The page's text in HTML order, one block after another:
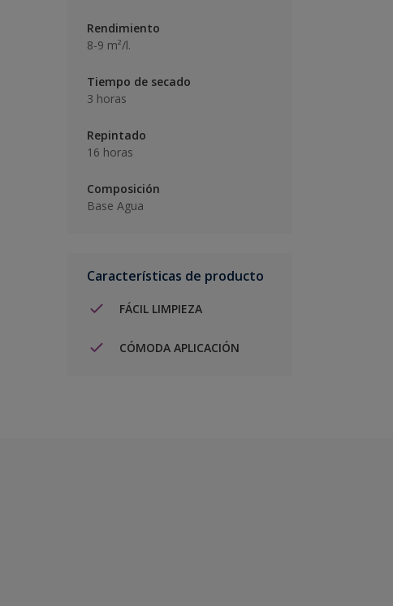
Rendimiento
8-9 m²/l.
Tiempo de secado
3 horas
Repintado
16 horas
Composición
Base Agua
Características de producto
FÁCIL LIMPIEZA
CÓMODA APLICACIÓN